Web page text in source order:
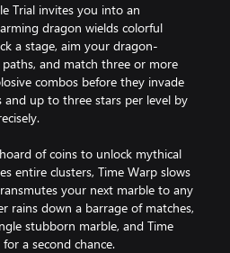
Trial invites you into an
dragon wields colorful
a stage, aim your dragon-
and match three or more
combos before they invade
and up to three stars per level by
of coins to unlock mythical
entire clusters, Time Warp slows
your next marble to any
rains down a barrage of matches,
stubborn marble, and Time
a second chance.